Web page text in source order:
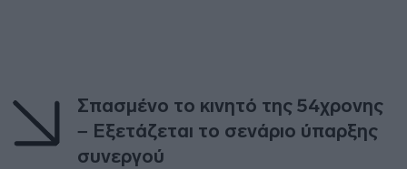
Σπασμένο το κινητό της 54χρονης
– Εξετάζεται το σενάριο ύπαρξης
συνεργού